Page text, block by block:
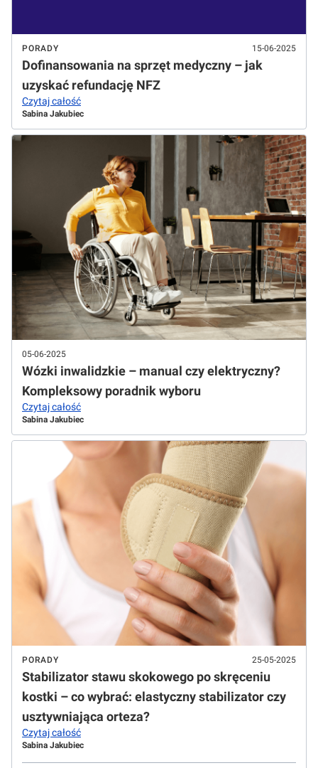
PORADY 15-06-2025
Dofinansowania na sprzęt medyczny – jak
uzyskać refundację NFZ
Czytaj całość
Sabina Jakubiec
05-06-2025
Wózki inwalidzkie – manual czy elektryczny?
Kompleksowy poradnik wyboru
Czytaj całość
Sabina Jakubiec
PORADY 25-05-2025
Stabilizator stawu skokowego po skręceniu
kostki – co wybrać: elastyczny stabilizator czy
usztywniająca orteza?
Czytaj całość
Sabina Jakubiec